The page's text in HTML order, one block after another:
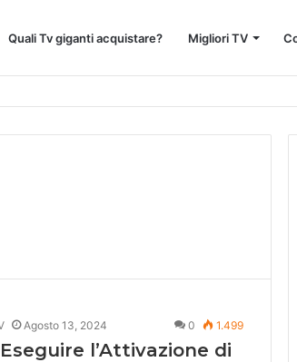
Quali Tv giganti acquistare? Migliori TV
Agosto 13, 2024 0 1.499
l’Attivazione di